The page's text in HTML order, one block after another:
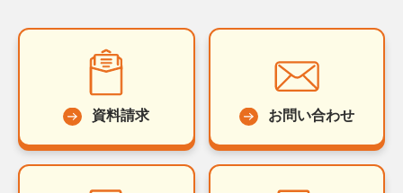
資料請求 お問い合わせ